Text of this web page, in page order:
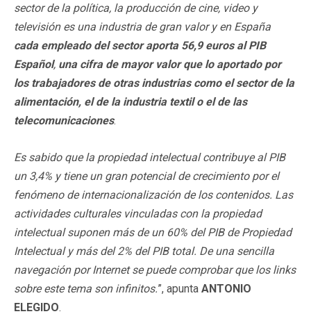
sector de la política, la producción de cine, video y
televisión es una industria de gran valor y en España
cada empleado del sector aporta 56,9 euros al PIB
Español, una cifra de mayor valor que lo aportado por
los trabajadores de otras industrias como el sector de la
alimentación, el de la industria textil o el de las
telecomunicaciones.
Es sabido que la propiedad intelectual contribuye al PIB
un 3,4% y tiene un gran potencial de crecimiento por el
fenómeno de internacionalización de los contenidos. Las
actividades culturales vinculadas con la propiedad
intelectual suponen más de un 60% del PIB de Propiedad
Intelectual y más del 2% del PIB total. De una sencilla
navegación por Internet se puede comprobar que los links
sobre este tema son infinitos.”, apunta ANTONIO
ELEGIDO.